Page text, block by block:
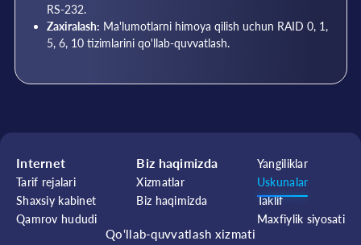
RS-232.
Zaxiralash: Ma'lumotlarni himoya qilish uchun RAID 0, 1,
5, 6, 10 tizimlarini qo'llab-quvvatlash.
Internet
Tarif rejalari
Shaxsiy kabinet
Qamrov hududi
Biz haqimizda
Xizmatlar
Biz haqimizda
Yangiliklar
Uskunalar
Taklif
Maxfiylik siyosati
Qo‘llab-quvvatlash xizmati